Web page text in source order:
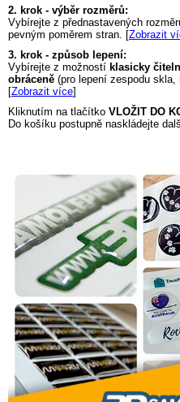
2. krok - výběr rozměrů:
Vybírejte z přednastavených
pevným poměrem stran. [Zobrazit
3. krok - způsob lepení:
Vybírejte z možností klasicky
obráceně (pro lepení zespodu skla,
[Zobrazit více]
Kliknutím na tlačítko VLOŽIT DO
Do košíku postupně naskládejte